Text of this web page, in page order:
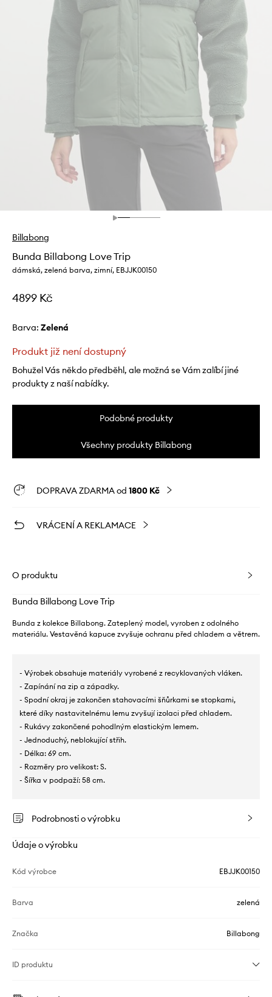
Billabong
Bunda Billabong Love Trip
dámská, zelená barva, zimní, EBJJK00150
4899 Kč
Barva: zelená
Produkt již není dostupný
Bohužel Vás někdo předběhl, ale možná se Vám zalíbí jiné
produkty z naší nabídky.
Podobné produkty
Všechny produkty Billabong
DOPRAVA ZDARMA od 1800 Kč
VRÁCENÍ A REKLAMACE
O produktu
Bunda Billabong Love Trip
Bunda z kolekce Billabong. Zateplený model, vyroben z odolného
materiálu. Vestavěná kapuce zvyšuje ochranu před chladem a větrem.
- Výrobek obsahuje materiály vyrobené z recyklovaných vláken.
- Zapínání na zip a západky.
- Spodní okraj je zakončen stahovacími šňůrkami se stopkami,
které díky nastavitelnému lemu zvyšují izolaci před chladem.
- Rukávy zakončené pohodlným elastickým lemem.
- Jednoduchý, neblokující střih.
- Délka: 69 cm.
- Rozměry pro velikost: S.
- Šířka v podpaží: 58 cm.
Podrobnosti o výrobku
Údaje o výrobku
Kód výrobce EBJJK00150
Barva zelená
Značka Billabong
ID produktu